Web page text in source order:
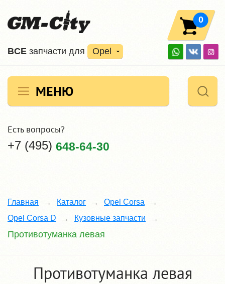
ВCE запчасти для Opel
0
МЕНЮ
Есть вопросы?
+7 (495) 648-64-30
Главная Каталог
Opel Corsa
Opel Corsa D
Кузовные запчасти
Противотуманка левая
Противотуманка левая